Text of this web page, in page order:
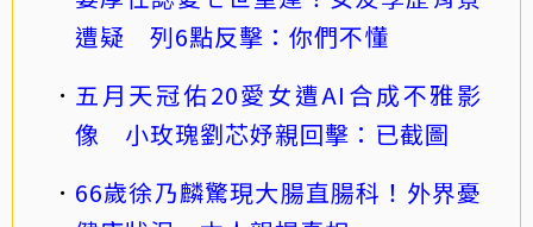
遭疑 列6點反擊：你們不懂
五月天冠佑20愛女遭AI合成不雅影
像 小玫瑰劉芯妤親回擊：已截圖
66歲徐乃麟驚現大腸直腸科！外界憂